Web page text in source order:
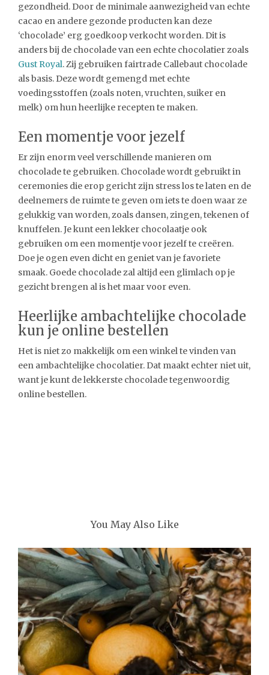
gezondheid. Door de minimale aanwezigheid van echte
cacao en andere gezonde producten kan deze
‘chocolade’ erg goedkoop verkocht worden. Dit is
anders bij de chocolade van een echte chocolatier zoals
Gust Royal. Zij gebruiken fairtrade Callebaut chocolade
als basis. Deze wordt gemengd met echte
voedingsstoffen (zoals noten, vruchten, suiker en
melk) om hun heerlijke recepten te maken.
Een momentje voor jezelf
Er zijn enorm veel verschillende manieren om
chocolade te gebruiken. Chocolade wordt gebruikt in
ceremonies die erop gericht zijn stress los te laten en de
deelnemers de ruimte te geven om iets te doen waar ze
gelukkig van worden, zoals dansen, zingen, tekenen of
knuffelen. Je kunt een lekker chocolaatje ook
gebruiken om een momentje voor jezelf te creëren.
Doe je ogen even dicht en geniet van je favoriete
smaak. Goede chocolade zal altijd een glimlach op je
gezicht brengen al is het maar voor even.
Heerlijke ambachtelijke chocolade
kun je online bestellen
Het is niet zo makkelijk om een winkel te vinden van
een ambachtelijke chocolatier. Dat maakt echter niet uit,
want je kunt de lekkerste chocolade tegenwoordig
online bestellen.
You May Also Like